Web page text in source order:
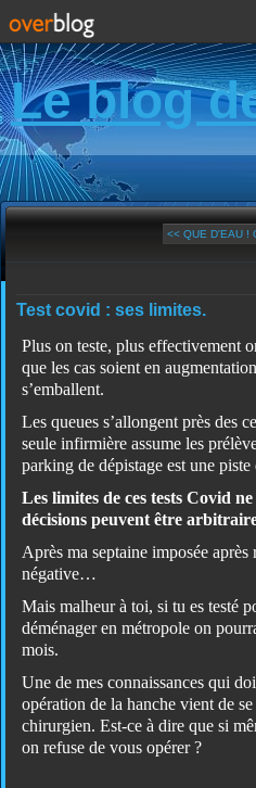
Le blog
<< QUE D'EAU !
Test covid : ses limites.
Plus on teste, plus effectivement
que les cas soient en
s’emballent.
Les queues s’allongent près des
seule infirmière assume les
parking de dépistage est une
Les limites de ces tests Covid
décisions peuvent être
Après ma septaine imposée
négative…
Mais malheur à toi, si tu es testé
déménager en métropole on
mois.
Une de mes connaissances qui
opération de la hanche vient de
chirurgien. Est-ce à dire que si
on refuse de vous opérer ?